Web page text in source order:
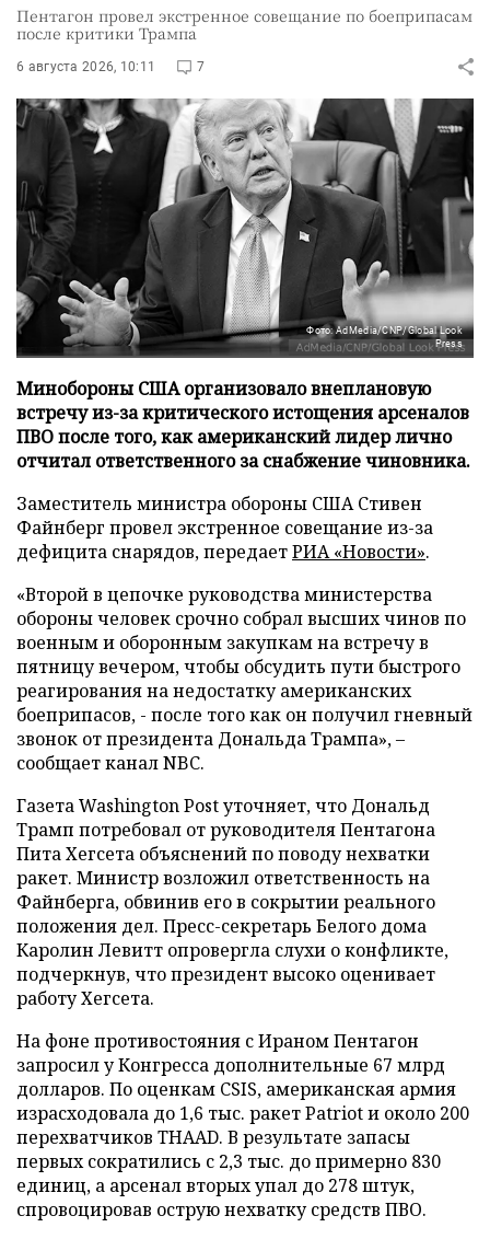
Пентагон провел экстренное совещание по боеприпасам
после критики Трампа
6 августа 2026, 10:11 7
Фото: AdMedia/CNP/Global Look
Press
Минобороны США организовало внеплановую
встречу из-за критического истощения арсеналов
ПВО после того, как американский лидер лично
отчитал ответственного за снабжение чиновника.
Заместитель министра обороны США Стивен
Файнберг провел экстренное совещание из-за
дефицита снарядов, передаетРИА «Новости».
«Второй в цепочке руководства министерства
обороны человек срочно собрал высших чинов по
военным и оборонным закупкам на встречу в
пятницу вечером, чтобы обсудить пути быстрого
реагирования на недостатку американских
боеприпасов, - после того как он получил гневный
звонок от президента Дональда Трампа», –
сообщает канал NBC.
Газета Washington Post уточняет, что Дональд
Трамп потребовал от руководителя Пентагона
Пита Хегсета объяснений по поводу нехватки
ракет. Министр возложил ответственность на
Файнберга, обвинив его в сокрытии реального
положения дел. Пресс-секретарь Белого дома
Каролин Левитт опровергла слухи о конфликте,
подчеркнув, что президент высоко оценивает
работу Хегсета.
На фоне противостояния с Ираном Пентагон
запросил у Конгресса дополнительные 67 млрд
долларов. По оценкам CSIS, американская армия
израсходовала до 1,6 тыс. ракет Patriot и около 200
перехватчиков THAAD. В результате запасы
первых сократились с 2,3 тыс. до примерно 830
единиц, а арсенал вторых упал до 278 штук,
спровоцировав острую нехватку средств ПВО.